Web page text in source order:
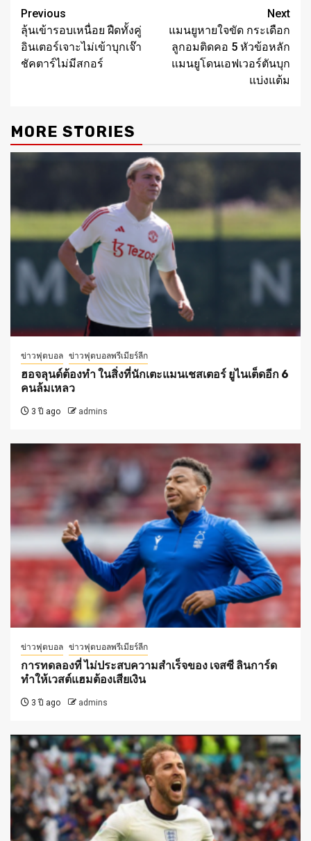
Post
navigation
Previous
ลุ้นเข้ารอบเหนื่อย ฝืดทั้งคู่
อินเตอร์เจาะไม่เข้าบุกเจ๊า
ชัคตาร์ไม่มีสกอร์
Next
แมนยูหายใจขัด กระเดือก
ลูกอมติดคอ 5 หัวข้อหลัก
แมนยูโดนเอฟเวอร์ตันบุก
แบ่งแต้ม
MORE STORIES
ข่าวฟุตบอล ข่าวฟุตบอลพรีเมียร์ลีก
ฮอจลุนด์ต้องทำ ในสิ่งที่นักเตะแมนเชสเตอร์ ยูไนเต็ดอีก 6
คนล้มเหลว
3 ปี ago admins
ข่าวฟุตบอล ข่าวฟุตบอลพรีเมียร์ลีก
การทดลองที่ ไม่ประสบความสำเร็จของ เจสซี ลินการ์ด
ทำให้เวสต์แฮมต้องเสียเงิน
3 ปี ago admins